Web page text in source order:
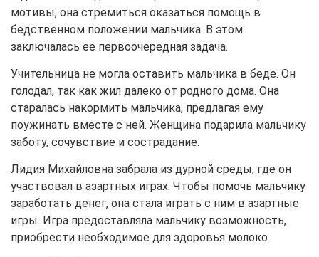
мотивы, она стремиться оказаться помощь в
бедственном положении мальчика. В этом
заключалась ее первоочередная задача.
Учительница не могла оставить мальчика в беде. Он
голодал, так как жил далеко от родного дома. Она
старалась накормить мальчика, предлагая ему
поужинать вместе с ней. Женщина подарила мальчику
заботу, сочувствие и сострадание.
Лидия Михайловна забрала из дурной среды, где он
участвовал в азартных играх. Чтобы помочь мальчику
заработать денег, она стала играть с ним в азартные
игры. Игра предоставляла мальчику возможность,
приобрести необходимое для здоровья молоко.